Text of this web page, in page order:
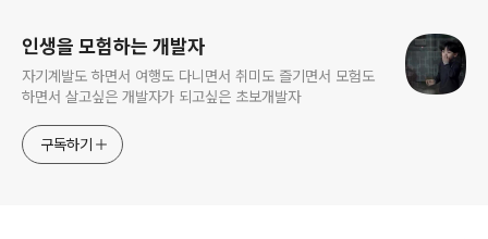
인생을 모험하는 개발자
자기계발도 하면서 여행도 다니면서 취미도 즐기면서 모험도
하면서 살고싶은 개발자가 되고싶은 초보개발자
구독하기